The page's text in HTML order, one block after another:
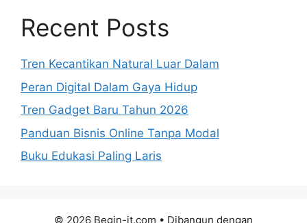
Recent Posts
Tren Kecantikan Natural Luar Dalam
Peran Digital Dalam Gaya Hidup
Tren Gadget Baru Tahun 2026
Panduan Bisnis Online Tanpa Modal
Buku Edukasi Paling Laris
© 2026 Begin-it.com • Dibangun dengan